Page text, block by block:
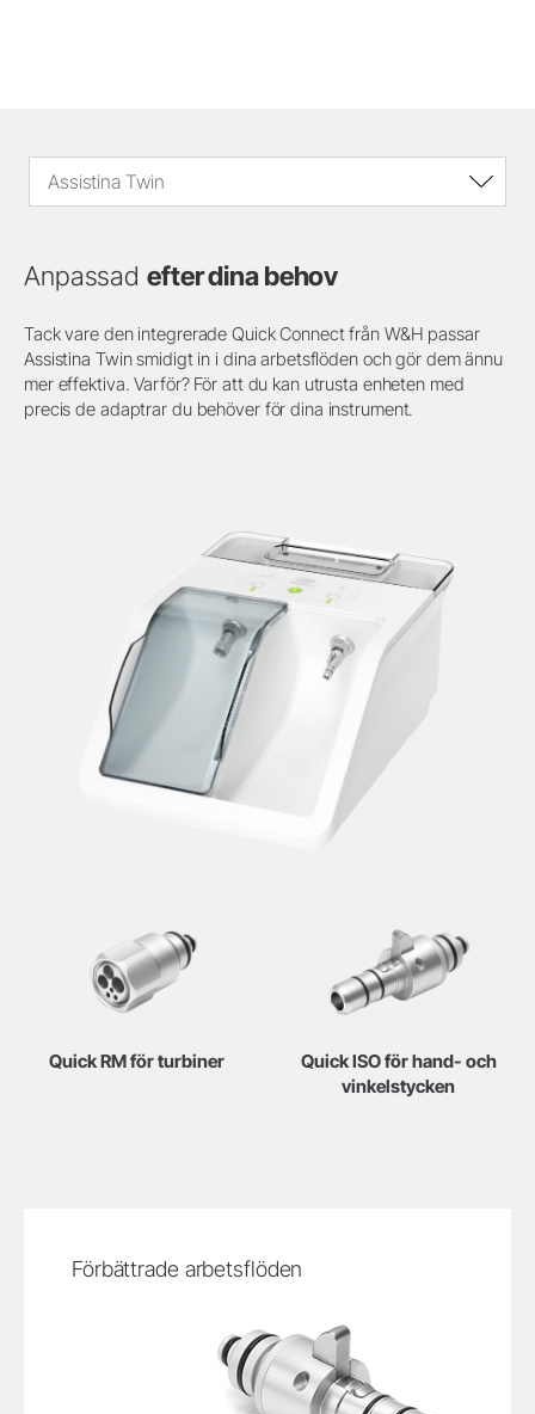
Assistina Twin
Anpassad efter dina behov
Tack vare den integrerade Quick Connect från W&H passar
Assistina Twin smidigt in i dina arbetsflöden och gör dem ännu
mer effektiva. Varför? För att du kan utrusta enheten med
precis de adaptrar du behöver för dina instrument.
Quick RM för turbiner
Quick ISO för hand- och
vinkelstycken
Förbättrade arbetsflöden